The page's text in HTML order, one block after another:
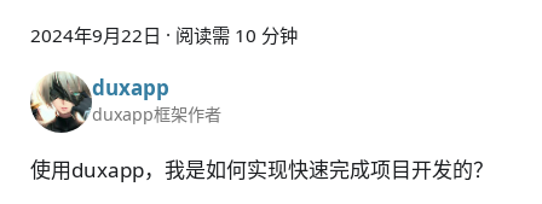
2024年9月22日 · 阅读需 10 分钟
duxapp
duxapp框架作者
使用duxapp，我是如何实现快速完成项目开发的？